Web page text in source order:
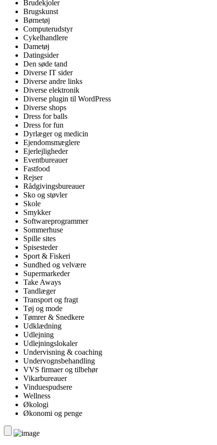
Brudekjoler
Brugskunst
Børnetøj
Computerudstyr
Cykelhandlere
Dametøj
Datingsider
Den søde tand
Diverse IT sider
Diverse andre links
Diverse elektronik
Diverse plugin til WordPress
Diverse shops
Dress for balls
Dress for fun
Dyrlæger og medicin
Ejendomsmæglere
Ejerlejligheder
Eventbureauer
Fastfood
Rejser
Rådgivingsbureauer
Sko og støvler
Skole
Smykker
Softwareprogrammer
Sommerhuse
Spille sites
Spisesteder
Sport & Fiskeri
Sundhed og velvære
Supermarkeder
Take Aways
Tandlæger
Transport og fragt
Tøj og mode
Tømrer & Snedkere
Udklædning
Udlejning
Udlejningslokaler
Undervisning & coaching
Undervognsbehandling
VVS firmaer og tilbehør
Vikarbureauer
Vinduespudsere
Wellness
Økologi
Økonomi og penge